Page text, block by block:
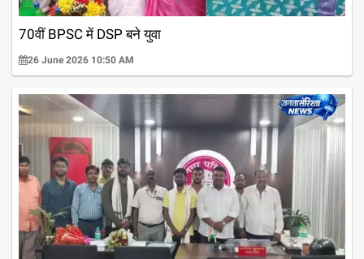
70वीं BPSC में DSP बने युवा
26 June 2026 10:50 AM